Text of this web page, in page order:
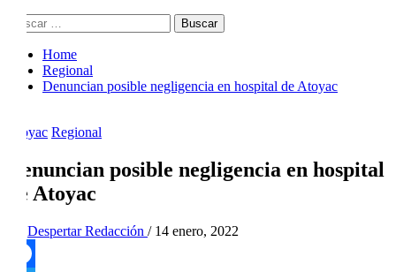
Buscar:
Home
Regional
Denuncian posible negligencia en hospital de Atoyac
Atoyac Regional
Denuncian posible negligencia en hospital
de Atoyac
Despertar Redacción / 14 enero, 2022